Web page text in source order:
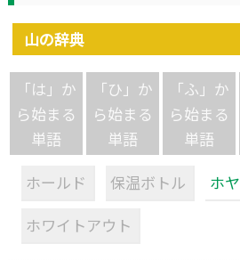
山の辞典
「は」か
ら始まる
単語
「ひ」か
ら始まる
単語
「ふ」か
ら始まる
単語
ホールド 保温ボトル
ホヤ
ホワイトアウト